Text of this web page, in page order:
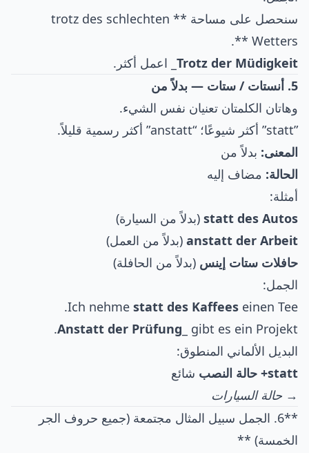
سنحصل على مساحة ** trotz des schlechten
Wetters **.
Trotz der Müdigkeit _ اعمل أكثر.
5. أنستات / ستات — بدلاً من
وهاتان الكلمتان تعنيان نفس الشيء.
”statt” أكثر شيوعًا؛ “anstatt” أكثر رسمية قليلاً.
المعنى: بدلاً من
الحالة: مضاف إليه
أمثلة:
statt des Autos (بدلاً من السيارة)
anstatt der Arbeit (بدلاً من العمل)
حافلات ستات إينس (بدلاً من الحافلة)
الجمل:
Ich nehme statt des Kaffees einen Tee.
Anstatt der Prüfung _ gibt es ein Projekt.
البديل الألماني المنطوق:
statt+ حالة النصب
شائع
→ حالة السيارات
**6. الجمل سبيل المثال مجتمعة (جميع حروف الجر
الخمسة) **